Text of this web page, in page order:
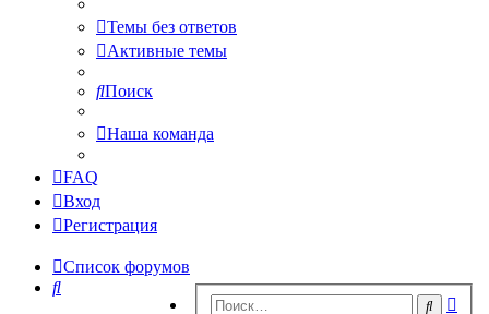
Темы без ответов
Активные темы
Поиск
Наша команда
FAQ
Вход
Регистрация
Список форумов
Поиск
Поиск